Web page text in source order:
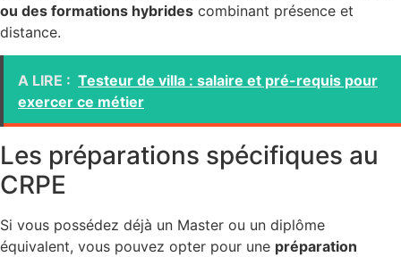
ou des formations hybrides combinant présence et
distance.
A LIRE : Testeur de villa : salaire et pré-requis pour
exercer ce métier
Les préparations spécifiques au
CRPE
Si vous possédez déjà un Master ou un diplôme
équivalent, vous pouvez opter pour une préparation